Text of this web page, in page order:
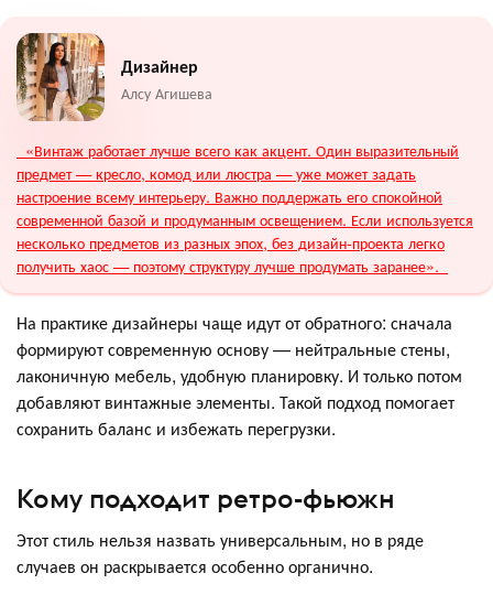
Дизайнер
Алсу Агишева
«Винтаж работает лучше всего как акцент. Один выразительный
предмет — кресло, комод или люстра — уже может задать
настроение всему интерьеру. Важно поддержать его спокойной
современной базой и продуманным освещением. Если используется
несколько предметов из разных эпох, без дизайн-проекта легко
получить хаос — поэтому структуру лучше продумать заранее».
На практике дизайнеры чаще идут от обратного: сначала
формируют современную основу — нейтральные стены,
лаконичную мебель, удобную планировку. И только потом
добавляют винтажные элементы. Такой подход помогает
сохранить баланс и избежать перегрузки.
Кому подходит ретро-фьюжн
Этот стиль нельзя назвать универсальным, но в ряде
случаев он раскрывается особенно органично.